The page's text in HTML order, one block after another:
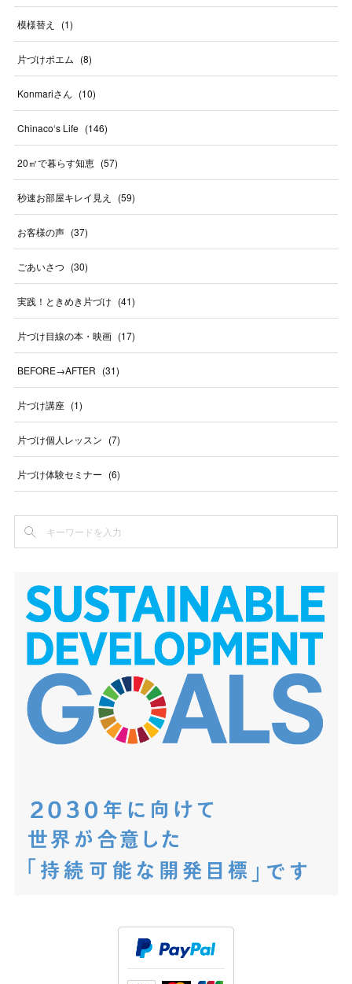
模様替え (1)
片づけポエム (8)
Konmariさん (10)
Chinaco‘s Life (146)
20㎡で暮らす知恵 (57)
秒速お部屋キレイ見え (59)
お客様の声 (37)
ごあいさつ (30)
実践！ときめき片づけ (41)
片づけ目線の本・映画 (17)
BEFORE→AFTER (31)
片づけ講座 (1)
片づけ個人レッスン (7)
片づけ体験セミナー (6)